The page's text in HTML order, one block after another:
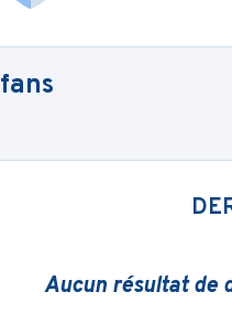
fans
Aucun résultat de